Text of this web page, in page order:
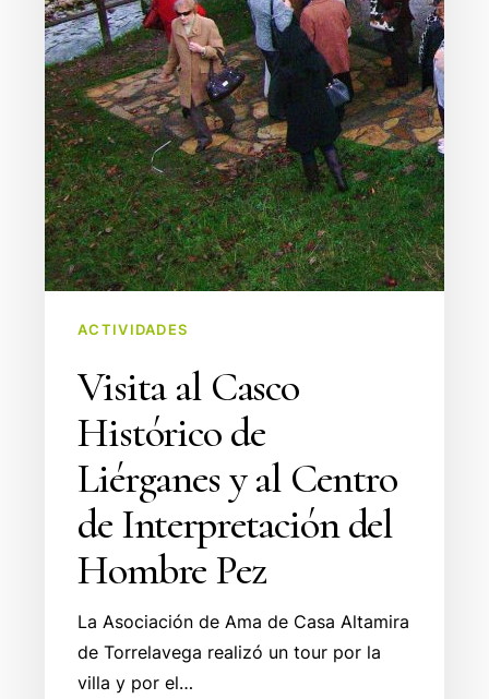
Hombre
Pez
ACTIVIDADES
Visita al Casco
Histórico de
Liérganes y al Centro
de Interpretación del
Hombre Pez
La Asociación de Ama de Casa Altamira
de Torrelavega realizó un tour por la
villa y por el…